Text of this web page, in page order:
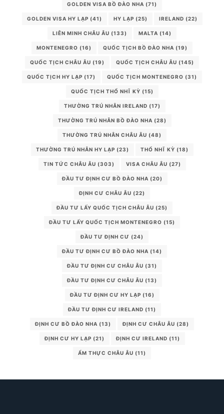
GOLDEN VISA BỒ ĐÀO NHA (71)
GOLDEN VISA HY LẠP (41) HY LẠP (25) IRELAND (22)
LIÊN MINH CHÂU ÂU (133) MALTA (14)
MONTENEGRO (16) QUỐC TỊCH BỒ ĐÀO NHA (19)
QUỐC TỊCH CHÂU ÂU (19) QUỐC TỊCH CHÂU ÂU (145)
QUỐC TỊCH HY LẠP (17) QUỐC TỊCH MONTENEGRO (31)
QUỐC TỊCH THỔ NHĨ KỲ (15)
THƯỜNG TRÚ NHÂN IRELAND (17)
THƯỜNG TRÚ NHÂN BỒ ĐÀO NHA (28)
THƯỜNG TRÚ NHÂN CHÂU ÂU (48)
THƯỜNG TRÚ NHÂN HY LẠP (23) THỔ NHĨ KỲ (18)
TIN TỨC CHÂU ÂU (303) VISA CHÂU ÂU (27)
ĐẦU TƯ ĐỊNH CƯ BỒ ĐÀO NHA (20)
ĐỊNH CƯ CHÂU ÂU (22)
ĐẦU TƯ LẤY QUỐC TỊCH CHÂU ÂU (25)
ĐẦU TƯ LẤY QUỐC TỊCH MONTENEGRO (15)
ĐẦU TƯ ĐỊNH CƯ (24)
ĐẦU TƯ ĐỊNH CƯ BỒ ĐÀO NHA (14)
ĐẦU TƯ ĐỊNH CƯ CHÂU ÂU (31)
ĐẦU TƯ ĐỊNH CƯ CHÂU ÂU (13)
ĐẦU TƯ ĐỊNH CƯ HY LẠP (16)
ĐẦU TƯ ĐỊNH CƯ IRELAND (11)
ĐỊNH CƯ BỒ ĐÀO NHA (13) ĐỊNH CƯ CHÂU ÂU (28)
ĐỊNH CƯ HY LẠP (21) ĐỊNH CƯ IRELAND (11)
ẨM THỰC CHÂU ÂU (11)